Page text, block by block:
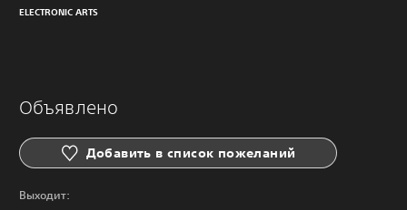
ELECTRONIC ARTS
Объявлено
Добавить в список пожеланий
Выходит: